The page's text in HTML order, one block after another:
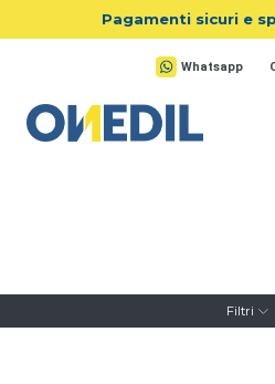
Salta al contenuto principale
Pagamenti sicuri e
Whatsapp
Filtri